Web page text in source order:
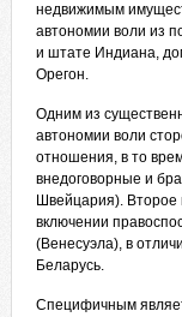
недвижимым
автономии воли из
и штате Индиана,
Орегон.
Одним из
автономии воли
отношения, в то
внедоговорные и
Швейцария). Второе
включении
(Венесуэла), в
Беларусь.
Специфичным